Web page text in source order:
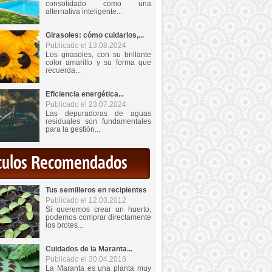
consolidado como una
alternativa inteligente...
Girasoles: cómo cuidarlos,...
Publicado el 13.08.2024
Los girasoles, con su brillante
color amarillo y su forma que
recuerda...
Eficiencia energética...
Publicado el 23.07.2024
Las depuradoras de aguas
residuales son fundamentales
para la gestión...
Recomendados
Tus semilleros en recipientes
Publicado el 12.03.2012
Si queremos crear un huerto,
podemos comprar directamente
los brotes...
Cuidados de la Maranta...
Publicado el 30.04.2018
La Maranta es una planta muy